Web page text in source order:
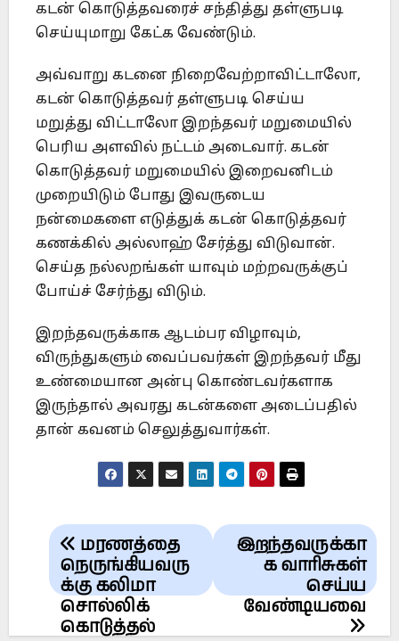
கடன் கொடுத்தவரைச் சந்தித்து தள்ளுபடி
செய்யுமாறு கேட்க வேண்டும்.
அவ்வாறு கடனை நிறைவேற்றாவிட்டாலோ,
கடன் கொடுத்தவர் தள்ளுபடி செய்ய
மறுத்து விட்டாலோ இறந்தவர் மறுமையில்
பெரிய அளவில் நட்டம் அடைவார். கடன்
கொடுத்தவர் மறுமையில் இறைவனிடம்
முறையிடும் போது இவருடைய
நன்மைகளை எடுத்துக் கடன் கொடுத்தவர்
கணக்கில் அல்லாஹ் சேர்த்து விடுவான்.
செய்த நல்லறங்கள் யாவும் மற்றவருக்குப்
போய்ச் சேர்ந்து விடும்.
இறந்தவருக்காக ஆடம்பர விழாவும்,
விருந்துகளும் வைப்பவர்கள் இறந்தவர் மீது
உண்மையான அன்பு கொண்டவர்களாக
இருந்தால் அவரது கடன்களை அடைப்பதில்
தான் கவனம் செலுத்துவார்கள்.
Post
navigation
இறந்தவருக்கா
க வாரிசுகள்
செய்ய
வேண்டியவை
மரணத்தை
நெருங்கியவரு
க்கு கலிமா
சொல்லிக்
கொடுத்தல்